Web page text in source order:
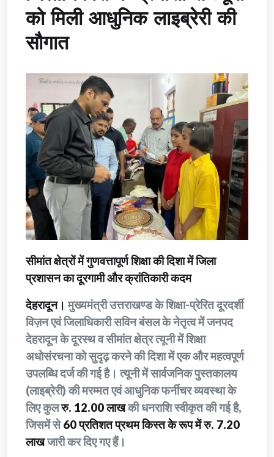
को मिली आधुनिक लाइब्रेरी की
सौगात
सीमांत क्षेत्रों में गुणवत्तापूर्ण शिक्षा की दिशा में जिला
प्रशासन का दूरगामी और क्रांतिकारी कदम
देहरादून। मुख्यमंत्री उत्तराखण्ड के शिक्षा-प्रेरित दूरदर्शी
विज़न एवं जिलाधिकारी सविन बंसल के नेतृत्व में जनपद
देहरादून के दूरस्थ व सीमांत क्षेत्र त्यूनी में शिक्षा
अधोसंरचना को सुदृढ़ करने की दिशा में एक और महत्वपूर्ण
उपलब्धि दर्ज की गई है। त्यूनी में सार्वजनिक पुस्तकालय
(लाइब्रेरी) की मरम्मत एवं आधुनिक फर्नीचर व्यवस्था के
लिए कुलरु. 12.00 लाखकी धनराशि स्वीकृत की गई है,
जिसमें से60 प्रतिशत प्रथम किस्त के रूप में रु. 7.20
लाखजारी कर दिए गए हैं।